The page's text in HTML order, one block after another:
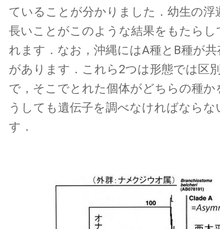
ていることが分かりました．幼生の浮
長いことがこのような結果をもたら
れます．なお，沖縄にはA種とB種が
があります．これら2つは形態では区
で，そこでとれた個体がどちらの種
うしても遺伝子を調べなければなら
す．